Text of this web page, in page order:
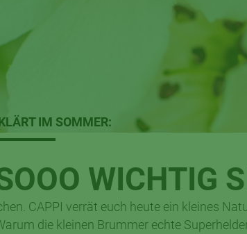
IM SOMMER:
WICHTIG
CAPPI verrät euch heute ein kleines
die kleinen Brummer echte